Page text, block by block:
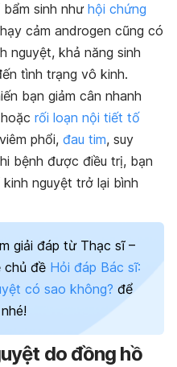
sinh như hội chứng
cảm androgen cũng có
nguyệt, khả năng sinh
tình trạng vô kinh.
bạn giảm cân nhanh
rối loạn nội tiết tố
phổi, đau tim, suy
bệnh được điều trị, bạn
nguyệt trở lại bình
giải đáp từ Thạc sĩ –
chủ đề Hỏi đáp Bác sĩ:
có sao không? để
do đồng hồ